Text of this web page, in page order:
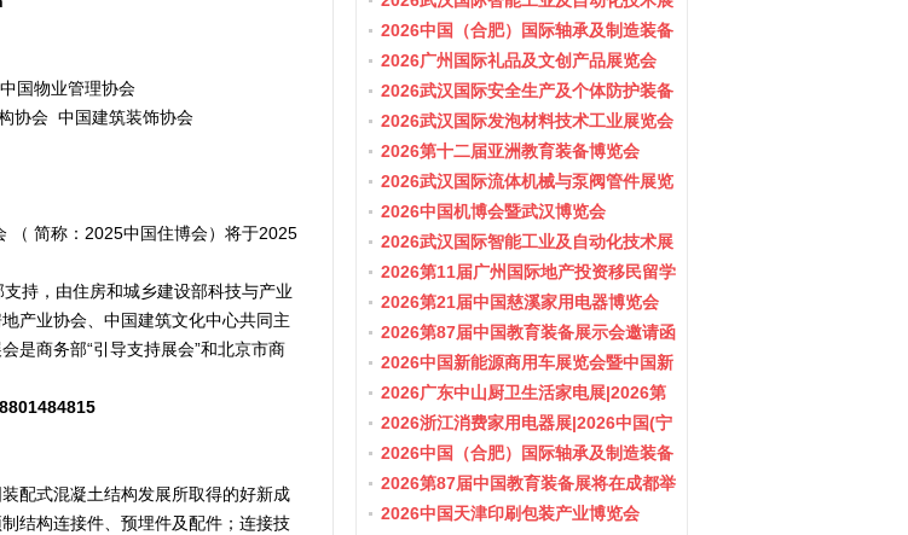
物业管理协会
协会 中国建筑装饰协会
（ 简称：2025中国住博会）将于2025
持，由住房和城乡建设部科技与产业
产业协会、中国建筑文化中心共同主
是商务部“引导支持展会”和北京市商
配式混凝土结构发展所取得的好新成
结构连接件、预埋件及配件；连接技
览会
2026中国（合肥）国际轴承及制造装备
展览会
2026广州国际礼品及文创产品展览会
2026武汉国际安全生产及个体防护装备
展览会
2026武汉国际发泡材料技术工业展览会
2026第十二届亚洲教育装备博览会
2026武汉国际流体机械与泵阀管件展览
会/阀门展
2026中国机博会暨武汉博览会
2026武汉国际智能工业及自动化技术展
览会
2026第11届广州国际地产投资移民留学
展览会
2026第21届中国慈溪家用电器博览会
2026第87届中国教育装备展示会邀请函
2026中国新能源商用车展览会暨中国新
能源商用车创新发展与产业融合大会
2026广东中山厨卫生活家电展|2026第
37届中国家电交易会（中山家电展）
2026浙江消费家用电器展|2026中国(宁
波)国际电子消费品及家用电器博览会
2026中国（合肥）国际轴承及制造装备
展览会
2026第87届中国教育装备展将在成都举
办
2026中国天津印刷包装产业博览会